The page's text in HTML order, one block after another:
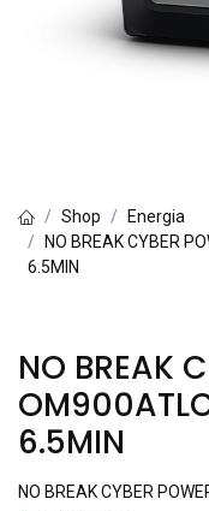
Shop
Energia
NO BREAK CYBER
6.5MIN
NO BREAK
6.5MIN
NO BREAK CYBER